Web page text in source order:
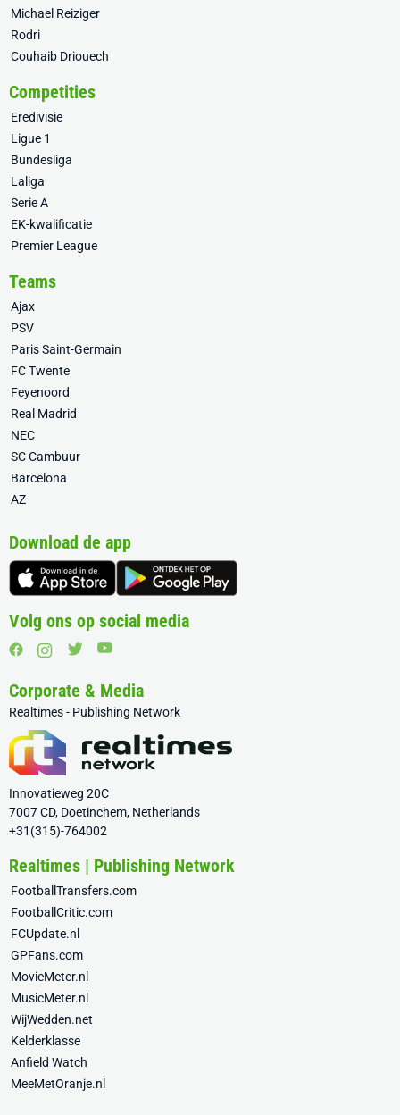
Michael Reiziger
Rodri
Couhaib Driouech
Competities
Eredivisie
Ligue 1
Bundesliga
Laliga
Serie A
EK-kwalificatie
Premier League
Teams
Ajax
PSV
Paris Saint-Germain
FC Twente
Feyenoord
Real Madrid
NEC
SC Cambuur
Barcelona
AZ
Download de app
Volg ons op social media
Corporate & Media
Realtimes - Publishing Network
Innovatieweg 20C
7007 CD, Doetinchem, Netherlands
+31(315)-764002
Realtimes | Publishing Network
FootballTransfers.com
FootballCritic.com
FCUpdate.nl
GPFans.com
MovieMeter.nl
MusicMeter.nl
WijWedden.net
Kelderklasse
Anfield Watch
MeeMetOranje.nl